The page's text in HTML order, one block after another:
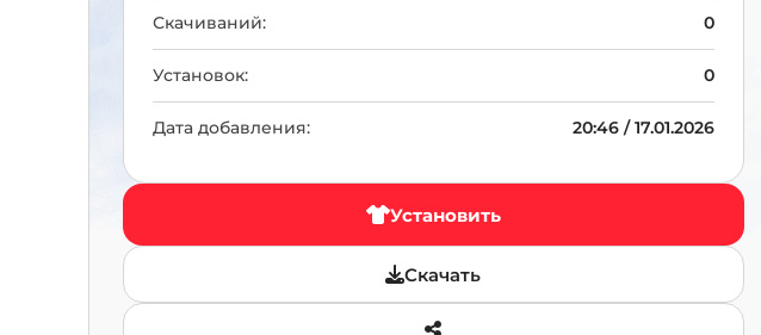
Скачиваний: 0
Установок: 0
Дата добавления: 20:46 / 17.01.2026
Установить
Скачать